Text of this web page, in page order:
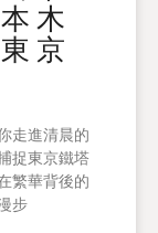
木
京
走進清晨的
捉東京鐵塔
繁華背後的
步